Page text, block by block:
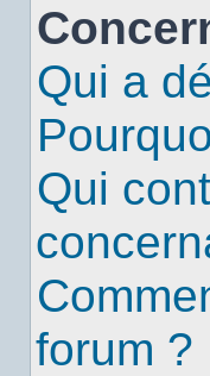
Qui a
Qui
forum ?